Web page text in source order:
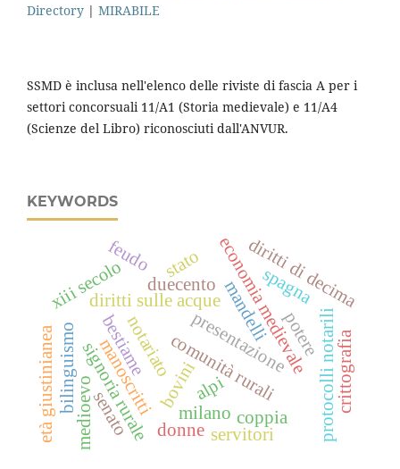
Directory | MIRABILE
SSMD è inclusa nell'elenco delle riviste di fascia A per i
settori concorsuali 11/A1 (Storia medievale) e 11/A4
(Scienze del Libro) riconosciuti dall'ANVUR.
KEYWORDS
presentazione
signoria rurale
mandelli
diritti sulle acqueeconomia medievale
alpi
diritti di decima
comunità rurali
bestiame
bovini
milano
duecento
xiii secolo
notariato protocolli notarili
stato
medioevo
feudo
potere
coppia
servitori
manoscritti
bilinguismo
donne
senato
età giustinianea crittografia
spagna